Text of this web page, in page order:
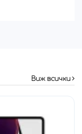
Виж всички